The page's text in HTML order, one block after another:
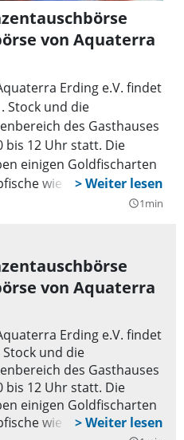
von Aquaterra
Erding e.V. findet
Stock und die
des Gasthauses
bis 12 Uhr statt. Die
einigen Goldfischarten
wie etwa Stichlinge,
erwerben; dazu auch
zum Stammtisch. Im
sich die Aquarianer
Anmeldung der
Aquaterra wird
stellen.
nicht zugelassen.
die Aquarianer bei
für die
Huber, Tel.
online.de.
query_builder1min
von Aquaterra
Erding e.V. findet
Stock und die
des Gasthauses
bis 12 Uhr statt. Die
einigen Goldfischarten
wie etwa Stichlinge,